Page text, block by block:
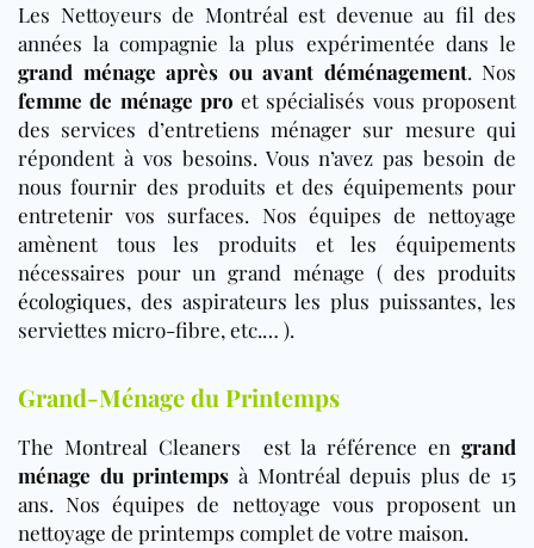
Les Nettoyeurs de Montréal est devenue au fil des
années la compagnie la plus expérimentée dans le
grand ménage après ou avant déménagement. Nos
femme de ménage pro et spécialisés vous proposent
des services d’entretiens ménager sur mesure qui
répondent à vos besoins. Vous n’avez pas besoin de
nous fournir des produits et des équipements pour
entretenir vos surfaces. Nos équipes de nettoyage
amènent tous les produits et les équipements
nécessaires pour un grand ménage ( des produits
écologiques, des aspirateurs les plus puissantes, les
serviettes micro-fibre, etc.… ).
Grand-Ménage du Printemps
The Montreal Cleaners est la référence en grand
ménage du printemps à Montréal depuis plus de 15
ans. Nos équipes de nettoyage vous proposent un
nettoyage de printemps complet de votre maison.